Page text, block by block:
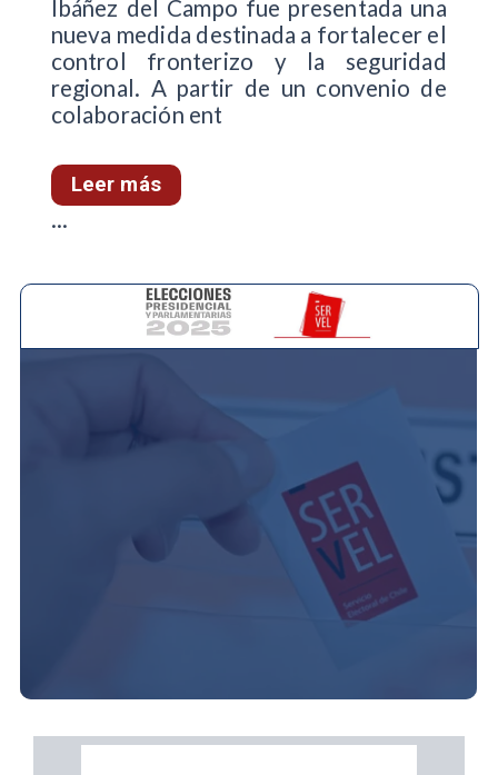
Ibáñez del Campo fue presentada una
nueva medida destinada a fortalecer el
control fronterizo y la seguridad
regional. A partir de un convenio de
colaboración ent
Leer más
...